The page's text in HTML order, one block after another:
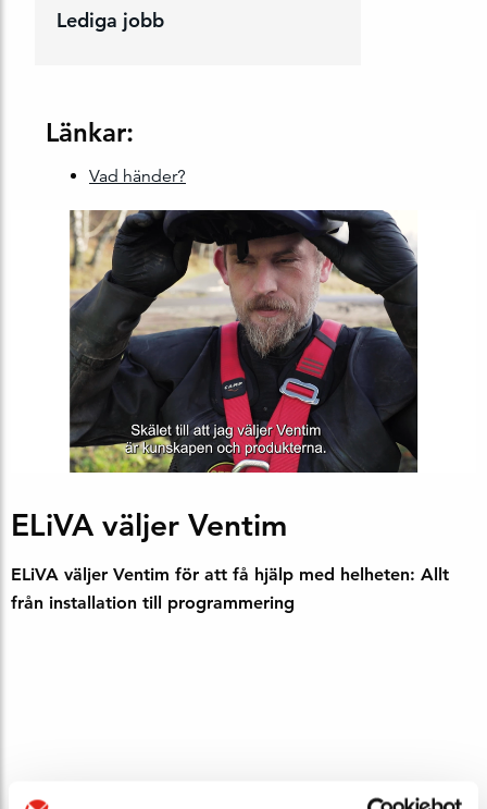
Lediga jobb
Länkar:
Vad händer?
ELiVA väljer Ventim
ELiVA väljer Ventim för att få hjälp med helheten: Allt
från installation till programmering